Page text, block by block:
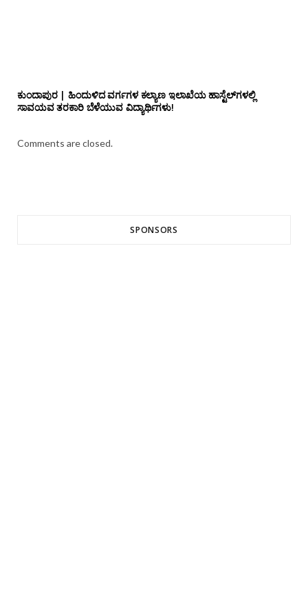
ಕುಂದಾಪುರ | ಹಿಂದುಳಿದ ವರ್ಗಗಳ ಕಲ್ಯಾಣ ಇಲಾಖೆಯ ಹಾಸ್ಟೆಲ್‌ಗಳಲ್ಲಿ
ಸಾವಯವ ತರಕಾರಿ ಬೆಳೆಯುವ ವಿದ್ಯಾರ್ಥಿಗಳು!
Comments are closed.
SPONSORS